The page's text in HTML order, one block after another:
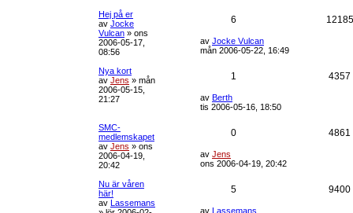
Hej på er
av Jocke
Vulcan » ons
2006-05-17,
08:56
6 12185
av Jocke Vulcan
mån 2006-05-22, 16:49
Nya kort
av Jens » mån
2006-05-15,
21:27
1 4357
av Berth
tis 2006-05-16, 18:50
SMC-
medlemskapet
av Jens » ons
2006-04-19,
20:42
0 4861
av Jens
ons 2006-04-19, 20:42
Nu är våren
här!
av Lassemans
5 9400
av Lassemans